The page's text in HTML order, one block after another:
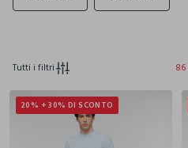
Tutti i filtri 86
20% + 30% DI SCONTO